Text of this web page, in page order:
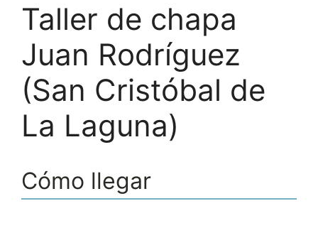
Taller de chapa
Juan Rodríguez
(San Cristóbal de
La Laguna)
Cómo llegar